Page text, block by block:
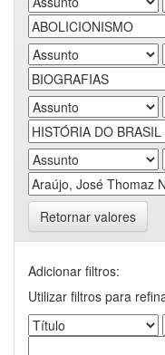
Retornar valores
Adicionar filtros:
Utilizar filtros para